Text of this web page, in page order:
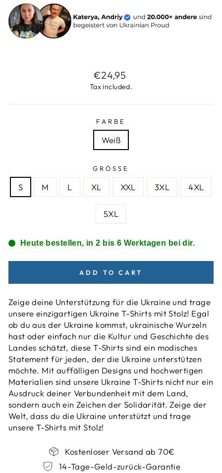
Regular
price
€24,95
Tax included.
FARBE
Weiß
GRÖSSE
S M L XL XXL 3XL 4XL
5XL
Heute bestellen, in 2 bis 6 Werktagen bei dir.
ADD TO CART
Zeige deine Unterstützung für die Ukraine und trage
unsere einzigartigen Ukraine T-Shirts mit Stolz! Egal
ob du aus der Ukraine kommst, ukrainische Wurzeln
hast oder einfach nur die Kultur und Geschichte des
Landes schätzt, diese T-Shirts sind ein modisches
Statement für jeden, der die Ukraine unterstützen
möchte. Mit auffälligen Designs und hochwertigen
Materialien sind unsere Ukraine T-Shirts nicht nur ein
Ausdruck deiner Verbundenheit mit dem Land,
sondern auch ein Zeichen der Solidarität. Zeige der
Welt, dass du die Ukraine unterstützt und trage
unsere T-Shirts mit Stolz!
Kostenloser Versand ab 70€
14-Tage-Geld-zurück-Garantie